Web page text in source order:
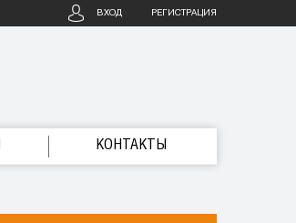
ВХОД РЕГИСТРАЦИЯ
КОНТАКТЫ